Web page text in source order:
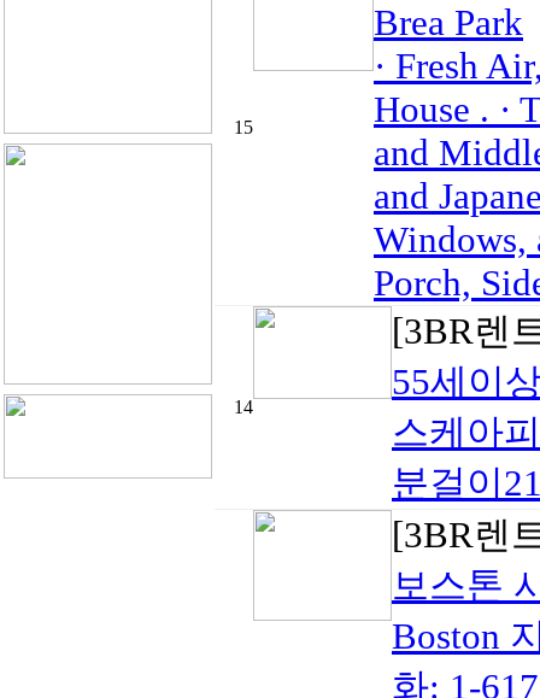
15
Brea Park
· Fresh
House . ·
and
and
Windows,
Porch,
14
[3BR렌
55세이
스케아
분걸이
[3BR렌
보스톤
Boston
화: 1-